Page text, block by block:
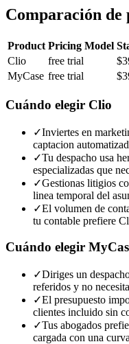
Comparación de
Product Pricing Model
Clio
free trial
MyCase free trial
Cuándo elegir Clio
✓Inviertes en
captacion
✓Tu despacho usa
especializadas que
✓Gestionas litigios
linea temporal del
✓El volumen de
tu contable prefiere
Cuándo elegir
✓Diriges un
referidos y no
✓El presupuesto
clientes incluido sin
✓Tus abogados
cargada con una